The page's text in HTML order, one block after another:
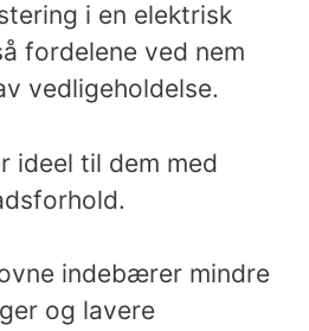
i en elektrisk
fordelene ved nem
vedligeholdelse.
ideel til dem med
indebærer mindre
og lavere